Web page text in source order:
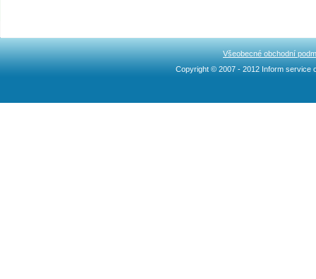
Všeobecné obchodní
Copyright © 2007 - 2012 Inform service